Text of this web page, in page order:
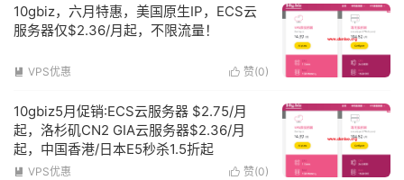
10gbiz，六月特惠，美国原生IP，ECS云
服务器仅$2.36/月起，不限流量！
 赞(0)
 VPS优惠
10gbiz5月促销:ECS云服务器 $2.75/月
起，洛杉矶CN2 GIA云服务器$2.36/月
起，中国香港/日本E5秒杀1.5折起
 赞(0)
 VPS优惠